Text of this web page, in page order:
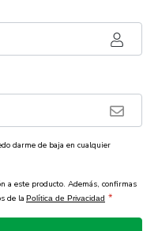
darme de baja en cualquier
a este producto. Además, confirmas
de la Política de Privacidad *